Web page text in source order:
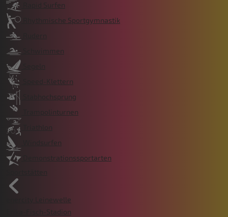
Rapid Surfen
Rhythmische Sportgymnastik
Rudern
Schwimmen
Segeln
Speed-Klettern
Stabhochsprung
Trampolinturnen
Triathlon
Windsurfen
Demonstrationssportarten
Sportstätten
enercity Leinewelle
Erika-Fisch-Stadion